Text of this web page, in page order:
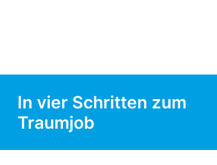
In vier Schritten zum
Traumjob